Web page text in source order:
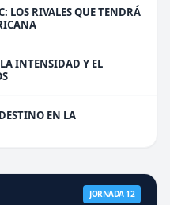
LOS RIVALES QUE TENDRÁ
INTENSIDAD Y EL
EN LA
JORNADA 12